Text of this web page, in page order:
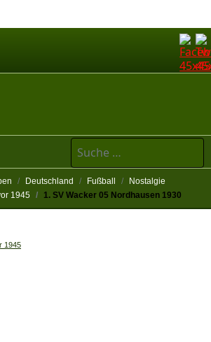
Suchen
Deutschland Fußball
Nostalgie
1945
1. SV Wacker 05 Nordhausen 1930
1945